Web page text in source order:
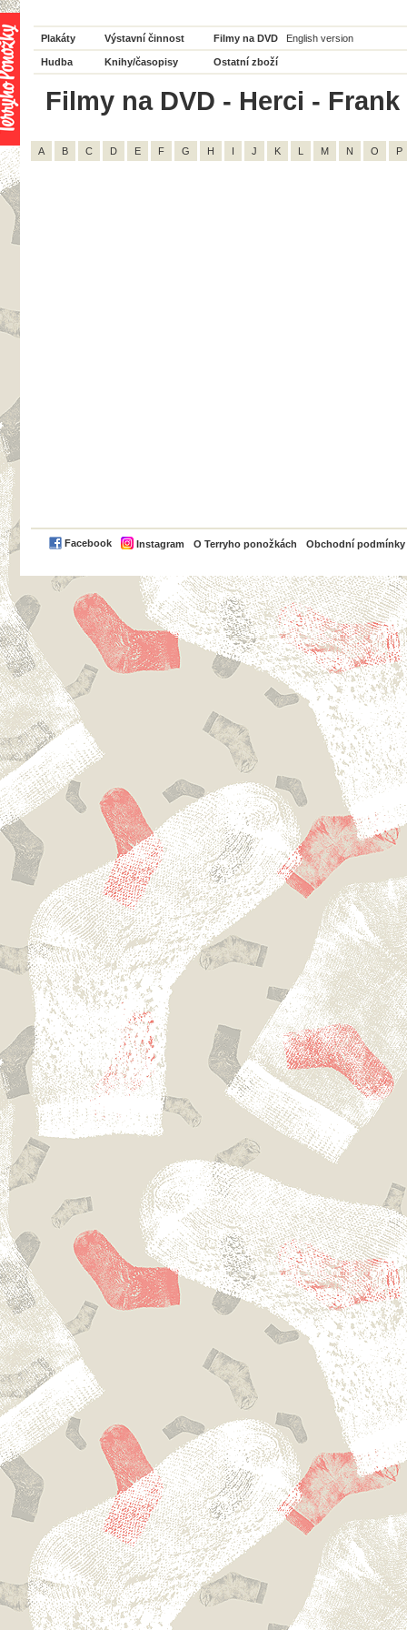
Plakáty Výstavní činnost Filmy na DVD English version
Hudba Knihy/časopisy Ostatní zboží
Filmy na DVD - Herci -
A B C D E F G H I J K L M N O P
Facebook Instagram O Terryho ponožkách Obchodní podmínky
PayPal